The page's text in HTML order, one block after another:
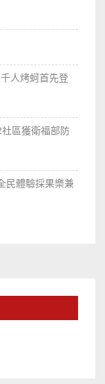
人烤蚵首先登
區獲衛福部防
民體驗採果樂兼